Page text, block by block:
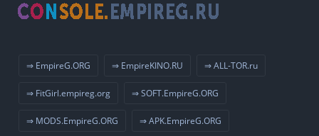
⇒ EmpireG.ORG ⇒ EmpireKINO.RU ⇒ ALL-TOR.ru
⇒ FitGirl.empireg.org ⇒ SOFT.EmpireG.ORG
⇒ MODS.EmpireG.ORG ⇒ APK.EmpireG.ORG